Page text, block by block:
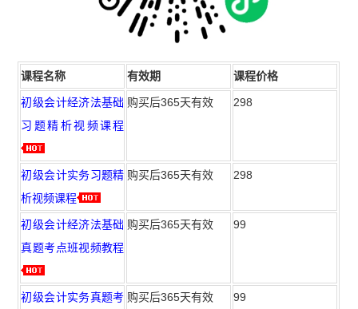
课程名称 有效期 课程价格
初级会计经济法基础
习题精析视频课程
购买后365天有效 298
初级会计实务习题精
析视频课程
购买后365天有效 298
初级会计经济法基础
真题考点班视频教程
购买后365天有效 99
初级会计实务真题考 购买后365天有效 99